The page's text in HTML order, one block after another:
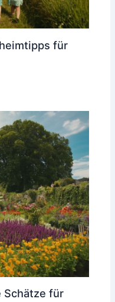
für
Schätze für